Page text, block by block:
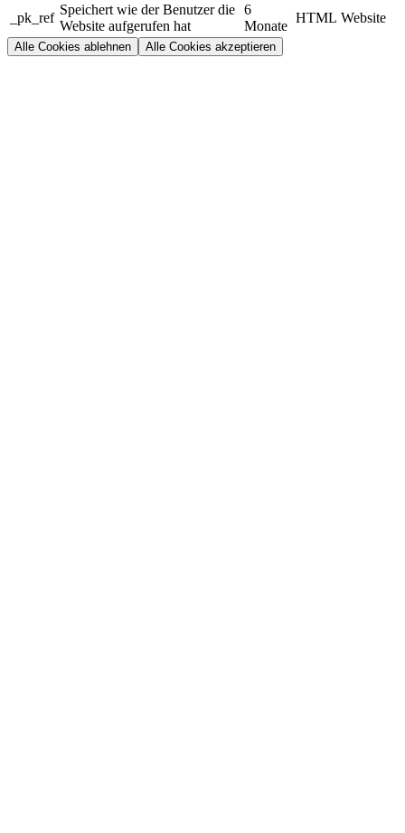
_pk_ref
Speichert wie der Benutzer die
Website aufgerufen hat
6
Monate
HTML Website
Alle Cookies ablehnen Alle Cookies akzeptieren